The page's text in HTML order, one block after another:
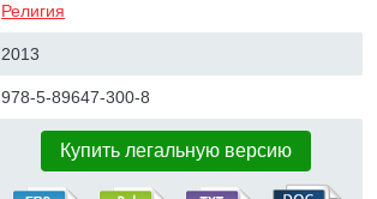
Религия
2013
978-5-89647-300-8
Купить легальную версию